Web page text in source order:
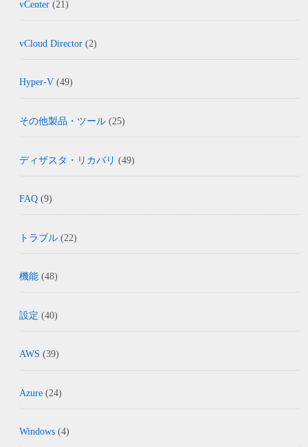
vCenter (21)
vCloud Director (2)
Hyper-V (49)
その他製品・ツール (25)
ディザスタ・リカバリ (49)
FAQ (9)
トラブル (22)
機能 (48)
設定 (40)
AWS (39)
Azure (24)
Windows (4)